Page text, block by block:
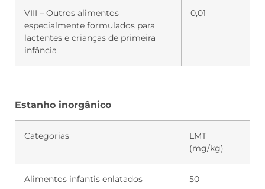
VIII – Outros alimentos
especialmente formulados para
lactentes e crianças de primeira
infância
0,01
Estanho inorgânico
Categorias
LMT
(mg/kg)
Alimentos infantis enlatados 50